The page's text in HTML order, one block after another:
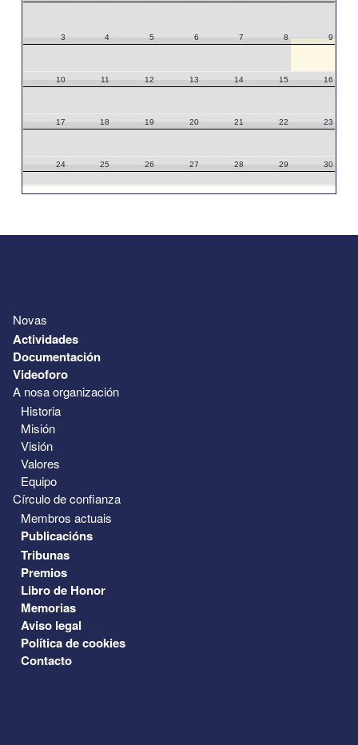
3 4 5 6 7 8 9
10 11 12 13 14 15 16
17 18 19 20 21 22 23
24 25 26 27 28 29 30
Novas
Actividades
Documentación
Videoforo
A nosa organización
Historia
Misión
Visión
Valores
Equipo
Círculo de confianza
Membros actuais
Publicacións
Tribunas
Premios
Libro de Honor
Memorias
Aviso legal
Política de cookies
Contacto